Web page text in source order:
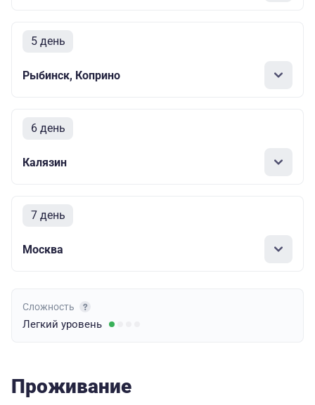
5 день
Рыбинск, Коприно
6 день
Калязин
7 день
Москва
Сложность
Легкий уровень
Проживание